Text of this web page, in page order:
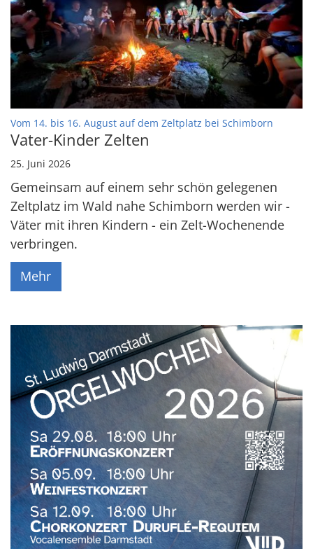
Vom 14. bis 16. August auf dem Zeltplatz bei Schimborn
Vater-Kinder Zelten
25. Juni 2026
Gemeinsam auf einem sehr schön gelegenen
Zeltplatz im Wald nahe Schimborn werden wir -
Väter mit ihren Kindern - ein Zelt-Wochenende
verbringen.
Mehr